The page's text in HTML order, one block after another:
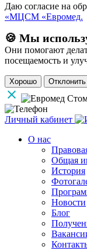
Даю согласие на
«МЦСМ «Евромед.
🍪 Мы
Они помогают
посещаемость и
Хорошо Отклонить
Личный кабинет
О нас
Общая
История
Новости
Блог